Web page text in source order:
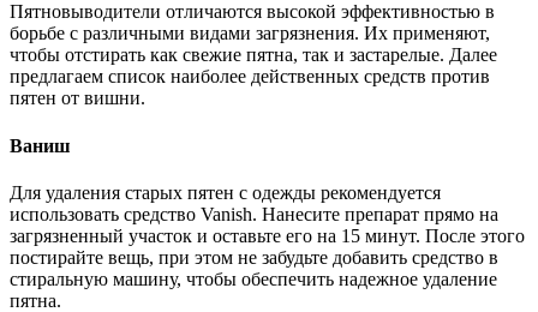
Пятновыводители отличаются высокой эффективностью в
борьбе с различными видами загрязнения. Их применяют,
чтобы отстирать как свежие пятна, так и застарелые. Далее
предлагаем список наиболее действенных средств против
пятен от вишни.
Ваниш
Для удаления старых пятен с одежды рекомендуется
использовать средство Vanish. Нанесите препарат прямо на
загрязненный участок и оставьте его на 15 минут. После этого
постирайте вещь, при этом не забудьте добавить средство в
стиральную машину, чтобы обеспечить надежное удаление
пятна.